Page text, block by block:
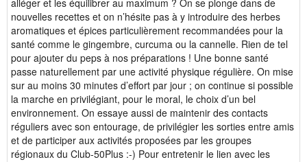
alléger et les équilibrer au maximum ? On se plonge dans de
nouvelles recettes et on n’hésite pas à y introduire des herbes
aromatiques et épices particulièrement recommandées pour la
santé comme le gingembre, curcuma ou la cannelle. Rien de tel
pour ajouter du peps à nos préparations ! Une bonne santé
passe naturellement par une activité physique régulière. On mise
sur au moins 30 minutes d’effort par jour ; on continue si possible
la marche en privilégiant, pour le moral, le choix d’un bel
environnement. On essaye aussi de maintenir des contacts
réguliers avec son entourage, de privilégier les sorties entre amis
et de participer aux activités proposées par les groupes
régionaux du Club-50Plus :-) Pour entretenir le lien avec les